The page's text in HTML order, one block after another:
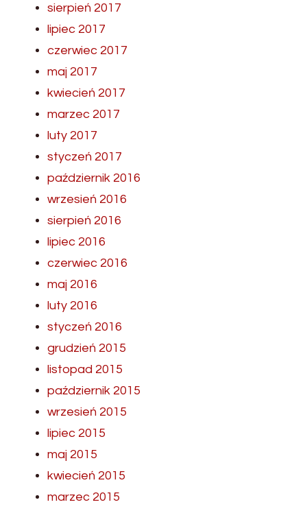
sierpień 2017
lipiec 2017
czerwiec 2017
maj 2017
kwiecień 2017
marzec 2017
luty 2017
styczeń 2017
październik 2016
wrzesień 2016
sierpień 2016
lipiec 2016
czerwiec 2016
maj 2016
luty 2016
styczeń 2016
grudzień 2015
listopad 2015
październik 2015
wrzesień 2015
lipiec 2015
maj 2015
kwiecień 2015
marzec 2015